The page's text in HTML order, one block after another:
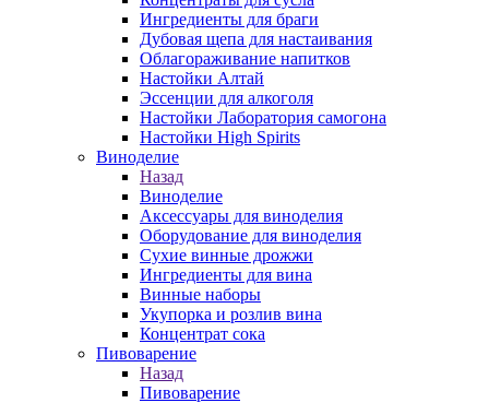
Ингредиенты для браги
Дубовая щепа для настаивания
Облагораживание напитков
Настойки Алтай
Эссенции для алкоголя
Настойки Лаборатория самогона
Настойки High Spirits
Виноделие
Назад
Виноделие
Аксессуары для виноделия
Оборудование для виноделия
Сухие винные дрожжи
Ингредиенты для вина
Винные наборы
Укупорка и розлив вина
Концентрат сока
Пивоварение
Назад
Пивоварение